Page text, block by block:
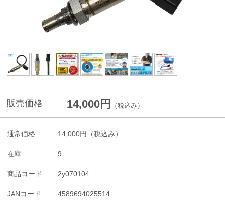
販売価格 14,000円 （税込み）
通常価格 14,000円 （税込み）
在庫 9
商品コード 2y070104
JANコード 4589694025514